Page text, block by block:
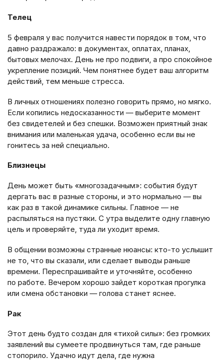
Телец
5 февраля у вас получится навести порядок в том, что
давно раздражало: в документах, оплатах, планах,
бытовых мелочах. День не про подвиги, а про спокойное
укрепление позиций. Чем понятнее будет ваш алгоритм
действий, тем меньше стресса.
В личных отношениях полезно говорить прямо, но мягко.
Если копились недосказанности — выберите момент
без свидетелей и без спешки. Возможен приятный знак
внимания или маленькая удача, особенно если вы не
гонитесь за ней специально.
Близнецы
День может быть «многозадачным»: события будут
дергать вас в разные стороны, и это нормально — вы
как раз в такой динамике сильны. Главное — не
распыляться на пустяки. С утра выделите одну главную
цель и проверяйте, туда ли уходит время.
В общении возможны странные нюансы: кто-то услышит
не то, что вы сказали, или сделает выводы раньше
времени. Переспрашивайте и уточняйте, особенно
по работе. Вечером хорошо зайдет короткая прогулка
или смена обстановки — голова станет яснее.
Рак
Этот день будто создан для «тихой силы»: без громких
заявлений вы сумеете продвинуться там, где раньше
стопорило. Удачно идут дела, где нужна